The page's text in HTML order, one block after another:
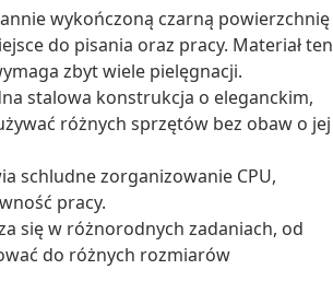
wykończoną czarną powierzchnię
do pisania oraz pracy. Materiał ten
zbyt wiele pielęgnacji.
stalowa konstrukcja o eleganckim,
różnych sprzętów bez obaw o jej
schludne zorganizowanie CPU,
pracy.
się w różnorodnych zadaniach, od
do różnych rozmiarów